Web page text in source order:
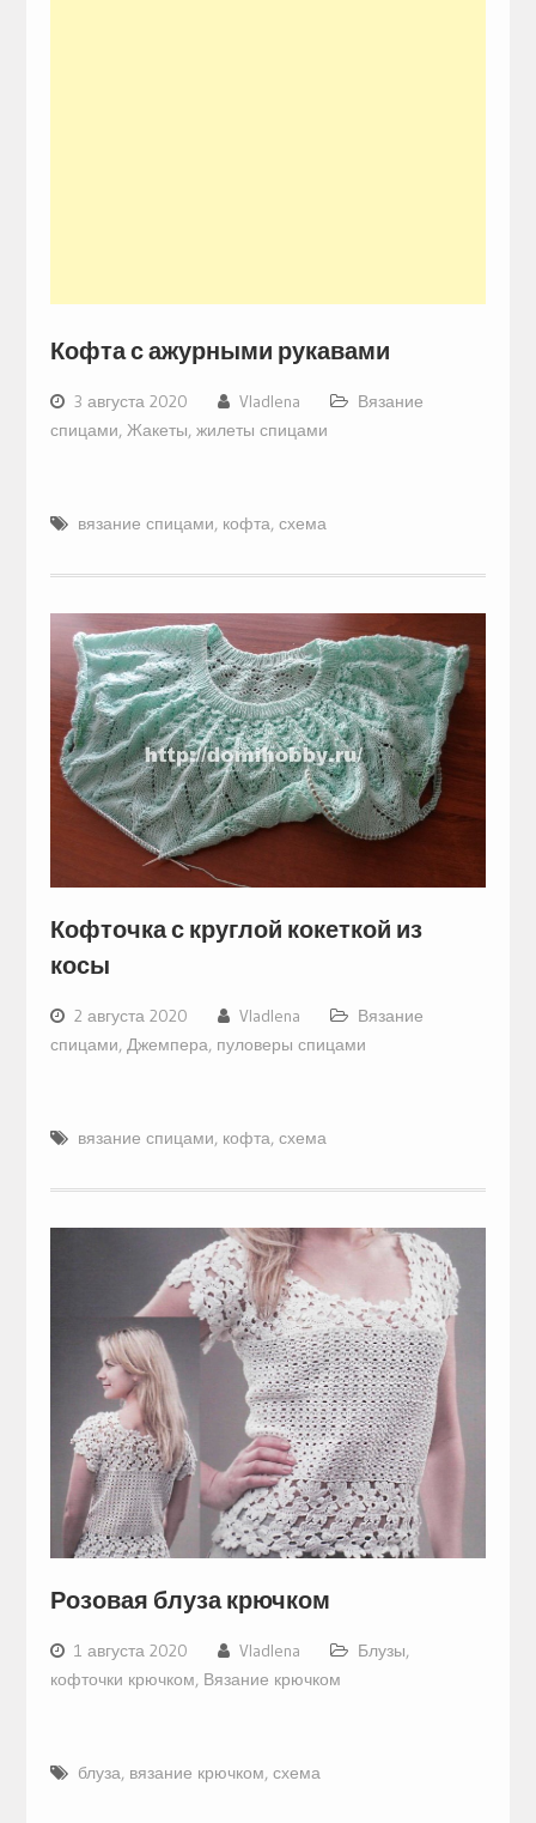
Кофта с ажурными рукавами
3 августа 2020 Vladlena
Вязание
спицами, Жакеты, жилеты спицами
вязание спицами, кофта, схема
Кофточка с круглой кокеткой из
косы
2 августа 2020 Vladlena
Вязание
спицами, Джемпера, пуловеры спицами
вязание спицами, кофта, схема
Розовая блуза крючком
1 августа 2020 Vladlena
Блузы,
кофточки крючком, Вязание крючком
блуза, вязание крючком, схема